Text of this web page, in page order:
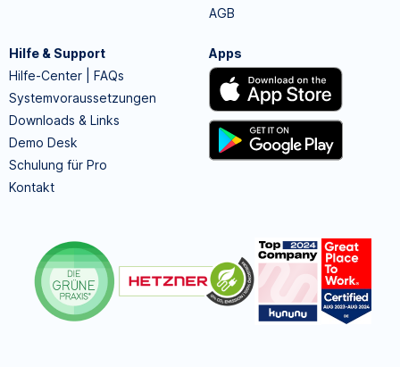
AGB
Hilfe & Support
Hilfe-Center | FAQs
Systemvoraussetzungen
Downloads & Links
Demo Desk
Schulung für Pro
Kontakt
Apps